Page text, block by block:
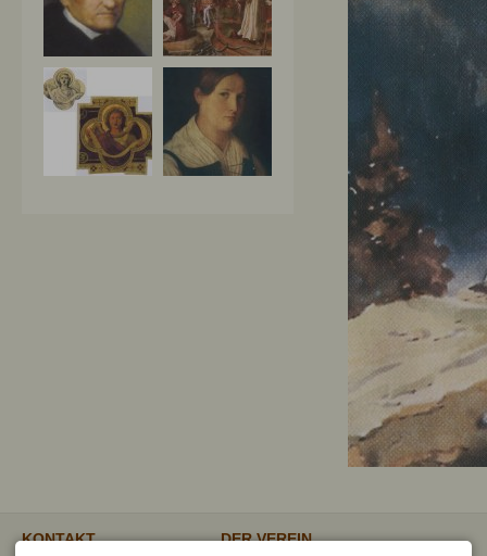
KONTAKT DER VEREIN